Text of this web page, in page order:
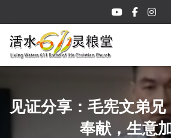
见证分享：毛宪文弟
奉献，生意